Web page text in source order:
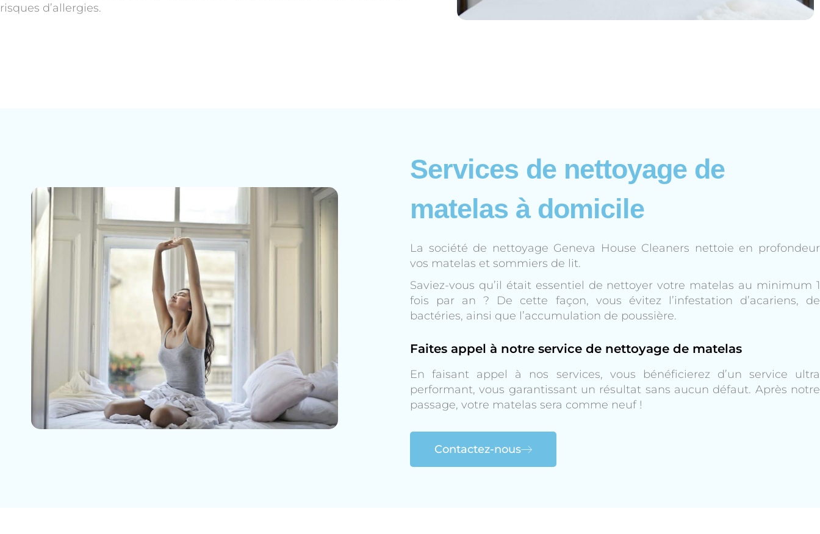
risques d’allergies.
Services de nettoyage de
matelas à domicile
La société de nettoyage Geneva House Cleaners nettoie en profondeur
vos matelas et sommiers de lit.
Saviez-vous qu’il était essentiel de nettoyer votre matelas au minimum 1
fois par an ? De cette façon, vous évitez l’infestation d’acariens, de
bactéries, ainsi que l’accumulation de poussière.
Faites appel à notre service de nettoyage de matelas
En faisant appel à nos services, vous bénéficierez d’un service ultra
performant, vous garantissant un résultat sans aucun défaut. Après notre
passage, votre matelas sera comme neuf !
Contactez-nous